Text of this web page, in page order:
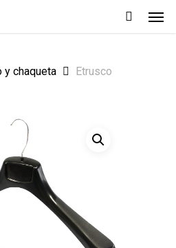
y chaqueta
Etrusco